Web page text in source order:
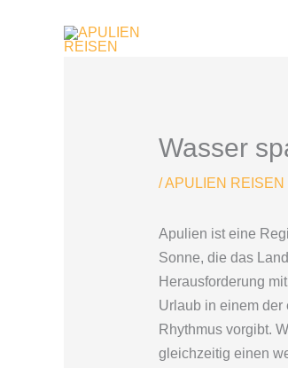
Wasser
/APULIEN REISEN
Apulien ist eine
Sonne, die das
Herausforderung
Urlaub in einem
Rhythmus vorgibt.
gleichzeitig einen